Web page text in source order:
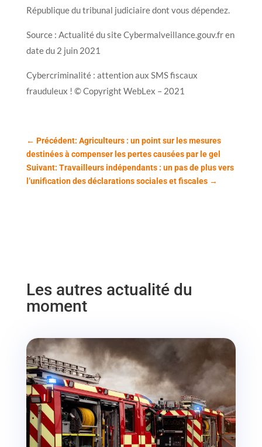
République du tribunal judiciaire dont vous dépendez.
Source : Actualité du site Cybermalveillance.gouv.fr en
date du 2 juin 2021
Cybercriminalité : attention aux SMS fiscaux
frauduleux ! © Copyright WebLex – 2021
← Précédent: Agriculteurs : un point sur les mesures
destinées à compenser les pertes causées par le gel
Suivant: Travailleurs indépendants : un pas de plus vers
l’unification des déclarations sociales et fiscales→
Les autres actualité du
moment